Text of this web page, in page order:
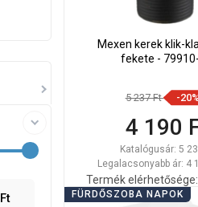
Ft
Mexen kerek klik-
fekete -
5 237 Ft -
4 190
Katalógusár: 5
Legalacsonyabb ár: 4
Termék elérhetősége:
FÜRDŐSZOBA NAPOK